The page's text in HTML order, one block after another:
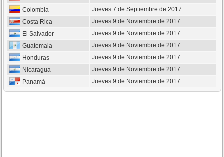
Colombia
Jueves 7 de Septiembre de 2017
Costa Rica
Jueves 9 de Noviembre de 2017
El Salvador
Jueves 9 de Noviembre de 2017
Guatemala
Jueves 9 de Noviembre de 2017
Honduras
Jueves 9 de Noviembre de 2017
Nicaragua
Jueves 9 de Noviembre de 2017
Panamá
Jueves 9 de Noviembre de 2017